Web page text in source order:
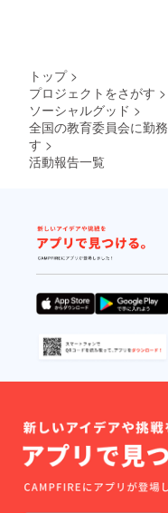
トップ >
プロジェクトをさがす >
ソーシャルグッド >
全国の教育委員会に勤
す >
活動報告一覧